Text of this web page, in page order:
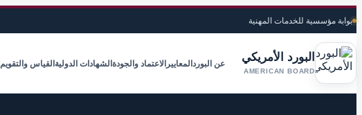
بوابة مؤسسية للخدمات المهنية
البورد الأمريكي
AMERICAN BOARD
عن البورد المعايير الاعتماد والجودة الشهادات الدولية القياس والتقويم